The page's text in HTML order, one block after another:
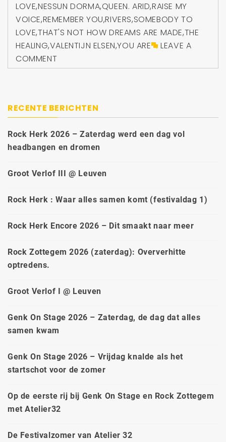
LOVE,NESSUN DORMA,QUEEN. ARID,RAISE MY
VOICE,REMEMBER YOU,RIVERS,SOMEBODY TO
LOVE,THAT'S NOT HOW DREAMS ARE MADE,THE
HEALING,VALENTIJN ELSEN,YOU ARE
LEAVE A
COMMENT
RECENTE BERICHTEN
Rock Herk 2026 – Zaterdag werd een dag vol
headbangen en dromen
Groot Verlof III @ Leuven
Rock Herk : Waar alles samen komt (festivaldag 1)
Rock Herk Encore 2026 – Dit smaakt naar meer
Rock Zottegem 2026 (zaterdag): Oververhitte
optredens.
Groot Verlof I @ Leuven
Genk On Stage 2026 – Zaterdag, de dag dat alles
samen kwam
Genk On Stage 2026 – Vrijdag knalde als het
startschot voor de zomer
Op de eerste rij bij Genk On Stage en Rock Zottegem
met Atelier32
De Festivalzomer van Atelier 32